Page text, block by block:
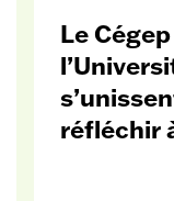
Le
réfléchir